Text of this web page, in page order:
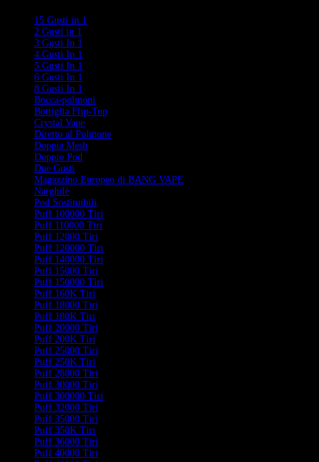
15 Gusti in 1
2 Gusti in 1
3 Gusti In 1
4 Gusti In 1
5 Gusti In 1
6 Gusti In 1
8 Gusti In 1
Bocca-polmoni
Bottiglia Flip-Top
Crystal Vape
Diretto al Polmone
Doppia Mesh
Doppio Pod
Due Gusti
Magazzino Europeo di BANG VAPE
Narghilè
Pod Sostituibili
Puff 100000 Tiri
Puff 110000 Tiri
Puff 12000 Tiri
Puff 120000 Tiri
Puff 140000 Tiri
Puff 15000 Tiri
Puff 150000 Tiri
Puff 160K Tiri
Puff 18000 Tiri
Puff 180K Tiri
Puff 20000 Tiri
Puff 200K Tiri
Puff 25000 Tiri
Puff 250K Tiri
Puff 28000 Tiri
Puff 30000 Tiri
Puff 300000 Tiri
Puff 32000 Tiri
Puff 35000 Tiri
Puff 350K Tiri
Puff 36000 Tiri
Puff 40000 Tiri